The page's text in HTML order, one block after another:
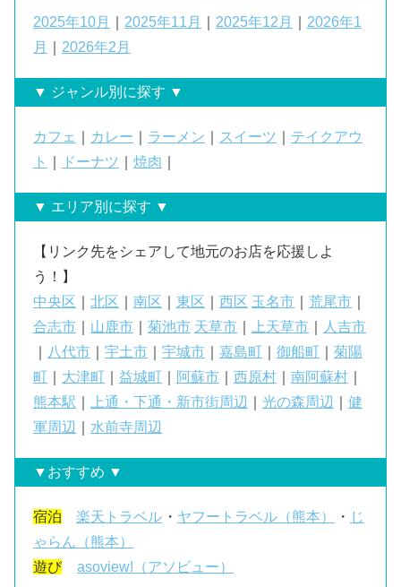
2025年10月 2025年11月 2025年12月
2026年1
月
2026年2月
▼ ジャンル別に探す ▼
カフェ カレー ラーメン スイーツ
テイクアウ
ト
ドーナツ 焼肉
▼ エリア別に探す ▼
【リンク先をシェアして地元のお店を応援しよ
う！】
中央区
北区 南区 東区 西区 玉名市 荒尾市
合志市
山鹿市 菊池市 天草市 上天草市
人吉市
八代市 宇土市 宇城市 嘉島町 御船町
菊陽
町
大津町 益城町 阿蘇市 西原村 南阿蘇村
熊本駅
上通・下通・新市街周辺 光の森周辺
健
軍周辺
水前寺周辺
▼おすすめ ▼
宿泊 楽天トラベル ・ ヤフートラベル（熊本） ・ じ
ゃらん（熊本）
遊び
asoview!（アソビュー）